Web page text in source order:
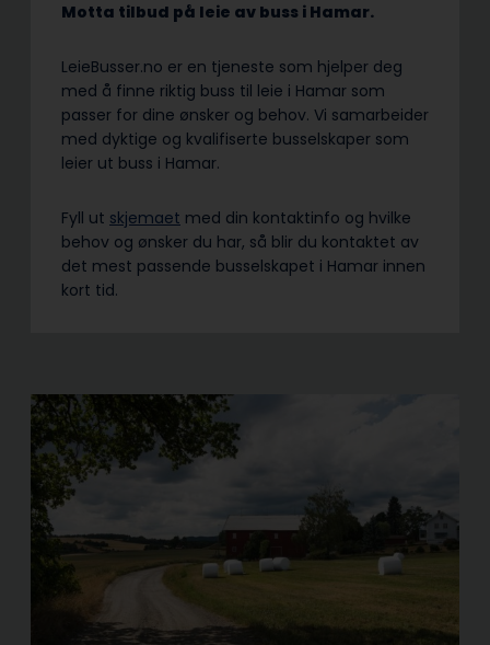
Motta tilbud på leie av buss i Hamar.
LeieBusser.no er en tjeneste som hjelper deg
med å finne riktig buss til leie i Hamar som
passer for dine ønsker og behov. Vi samarbeider
med dyktige og kvalifiserte busselskaper som
leier ut buss i Hamar.
Fyll ut skjemaet med din kontaktinfo og hvilke
behov og ønsker du har, så blir du kontaktet av
det mest passende busselskapet i Hamar innen
kort tid.